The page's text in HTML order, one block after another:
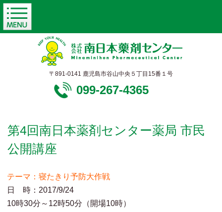
〒891-0141 鹿児島市谷山中央５丁目15番１号
099-267-4365
第4回南日本薬剤センター薬局 市民
公開講座
テーマ：寝たきり予防大作戦
日 時：2017/9/24
10時30分～12時50分（開場10時）